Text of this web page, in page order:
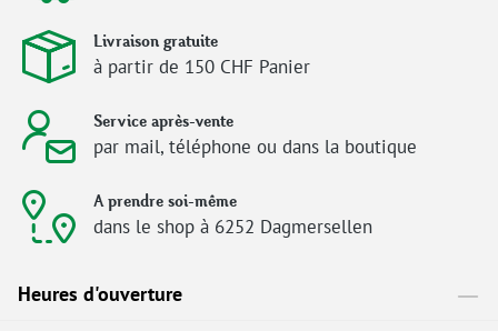
Livraison gratuite
à partir de 150 CHF Panier
Service après-vente
par mail, téléphone ou dans la boutique
A prendre soi-même
dans le shop à 6252 Dagmersellen
Heures d'ouverture